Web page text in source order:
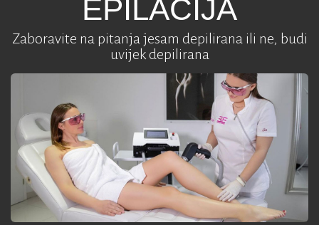
EPILACIJA
Zaboravite na pitanja jesam depilirana ili ne, budi
uvijek depilirana